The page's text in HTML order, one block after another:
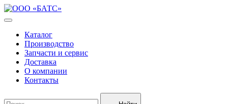
Каталог
Производство
Запчасти и сервис
Доставка
О компании
Контакты